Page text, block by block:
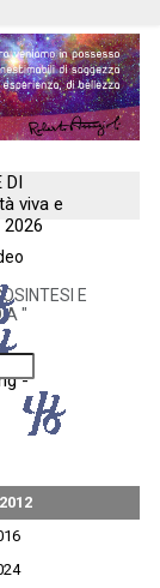
DI
viva e
-
E
"